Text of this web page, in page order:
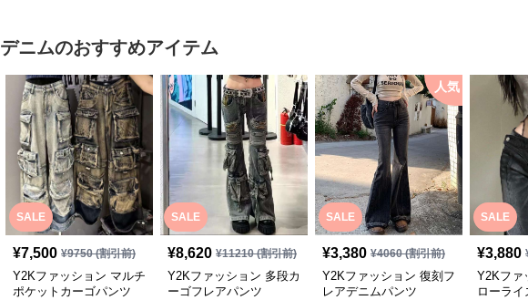
デニムのおすすめアイテム
SALE
¥7,500 ¥9750(割引前)
Y2Kファッション マルチ
ポケットカーゴパンツ
SALE
¥8,620 ¥11210(割引前)
Y2Kファッション 多段カ
ーゴフレアパンツ
SALE
人気
¥3,380 ¥4060(割引前)
Y2Kファッション 復刻フ
レアデニムパンツ
SALE
¥3,880
Y2Kファ
ローラ